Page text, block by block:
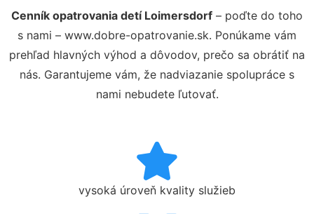
Cenník opatrovania detí Loimersdorf – poďte do toho
s nami – www.dobre-opatrovanie.sk. Ponúkame vám
prehľad hlavných výhod a dôvodov, prečo sa obrátiť na
nás. Garantujeme vám, že nadviazanie spolupráce s
nami nebudete ľutovať.
vysoká úroveň kvality služieb